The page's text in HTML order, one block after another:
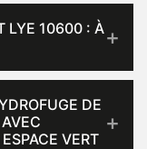
LYE 10600 : À
DE
VERT